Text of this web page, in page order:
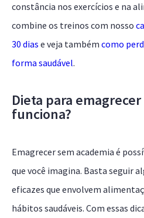
constância nos exercícios e na
combine os treinos com nosso
30 dias e veja também como
forma saudável.
Dieta para
funciona?
Emagrecer sem academia é
que você imagina. Basta seguir
eficazes que envolvem
hábitos saudáveis. Com essas